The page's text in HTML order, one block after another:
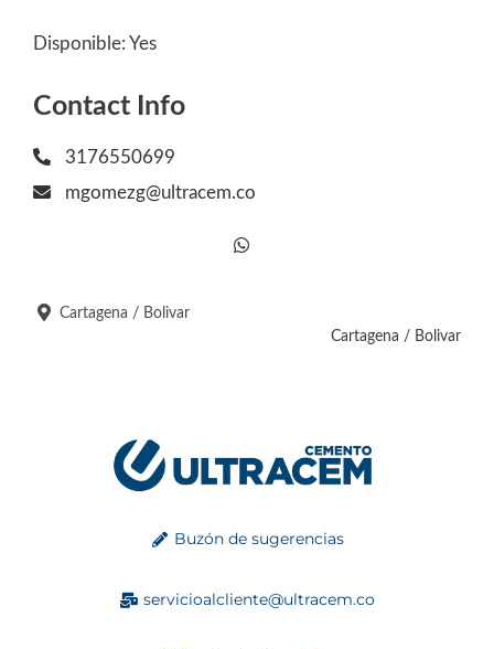
Disponible: Yes
Contact Info
3176550699
mgomezg@ultracem.co
Cartagena / Bolivar
Cartagena / Bolivar
Buzón de sugerencias
servicioalcliente@ultracem.co